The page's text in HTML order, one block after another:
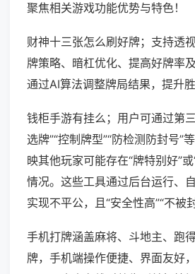
聚焦相关游戏功能优势与特色！
财神十三张怎么刷好牌；支持透
牌策略、暗杠优化、提高好牌率
通过AI算法调整牌局结果，提升胜
钱柜手游有挂么；用户可通过第
选牌”“控制牌型”“防检测防封号”
映其他玩家可能存在“牌特别好”
情况。这些工具通过后台运行、
实现不平公，且“安全性高”“不被封
手机打牌涵盖麻将、斗地主、跑
牌，手机端操作便捷、界面友好